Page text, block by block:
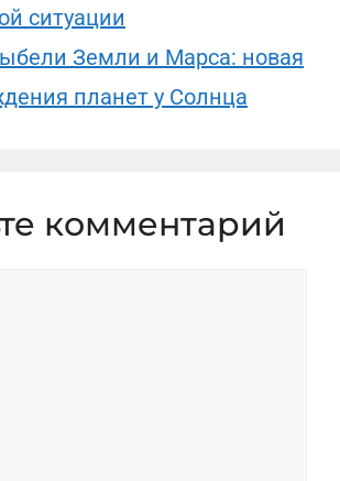
ситуации
Земли и Марса: новая
планет у Солнца
комментарий